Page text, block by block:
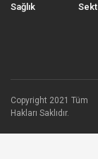
Sağlık
Copyright 2021 Tüm
Hakları Saklıdır.